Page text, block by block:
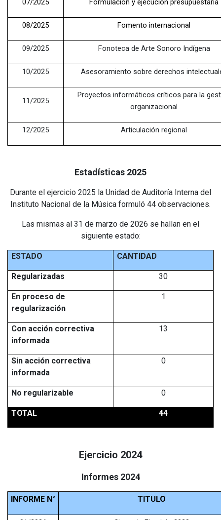
07/2025 Formulación y ejecución presupuestaria
08/2025 Fomento internacional
09/2025 Fonoteca de Arte Sonoro Indígena
10/2025 Asesoramiento sobre derechos
11/2025
Proyectos informáticos críticos para la
organizacional
12/2025 Articulación regional
Estadísticas 2025
Durante el ejercicio 2025 la Unidad de Auditoría Interna del
Instituto Nacional de la Música formuló 44 observaciones.
Las mismas al 31 de marzo de 2026 se hallan en el
siguiente estado:
ESTADO CANTIDAD
Regularizadas 30
En proceso de
regularización
1
Con acción correctiva
informada
13
Sin acción correctiva
informada
0
No regularizable 0
TOTAL 44
Ejercicio 2024
Informes 2024
INFORME N° TITULO